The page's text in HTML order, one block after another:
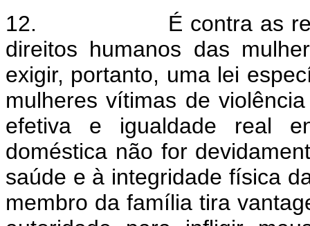
12.
É contra as
direitos humanos das
exigir, portanto, uma lei
mulheres vítimas de
efetiva e igualdade real
doméstica não for
saúde e à integridade física
membro da família tira